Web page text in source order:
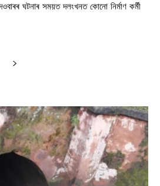
ঘটনাৰ সময়ত দলংখনত কোনো নিৰ্মাণ কৰ্মী